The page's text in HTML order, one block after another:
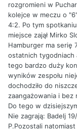
rozgromieni w
kolejce w meczu o
4:2. Po tym
miejsce zajął Mirko
Hamburger ma serię
ostatnich tygodniach
tego bardzo duży
wyników zespołu
dochodziło do
zaangażowania i bez
Do tego w
Nie zagrają: Badelj
P.Pozostali